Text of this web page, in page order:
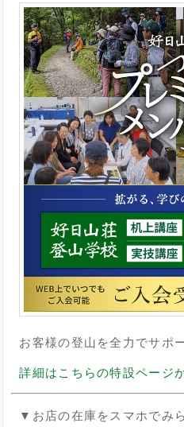
お客様の登山を全力でサポ
詳細はこちらの特設ページ
▼お店の在庫をスマホでみ